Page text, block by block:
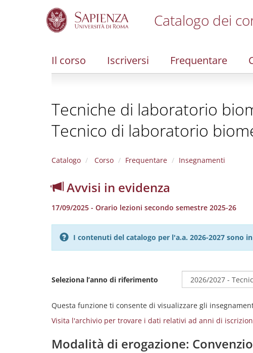
Catalogo dei
Il corso Iscriversi Frequentare
Tecniche di laboratorio
Tecnico di laboratorio
Catalogo Corso Frequentare Insegnamenti
Avvisi in evidenza
17/09/2025 - Orario lezioni secondo semestre 2025-26
I contenuti del catalogo per l'a.a. 2026-2027 sono
Seleziona l’anno di riferimento
Questa funzione ti consente di visualizzare gli
Visita l'archivio per trovare i dati relativi ad anni di
Modalità di erogazione: